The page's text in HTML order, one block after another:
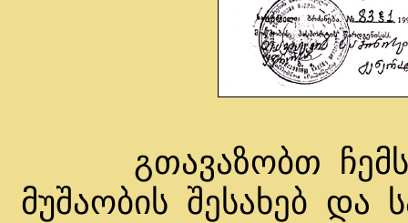
გთავაზობთ ჩემს
მუშაობის შესახებ